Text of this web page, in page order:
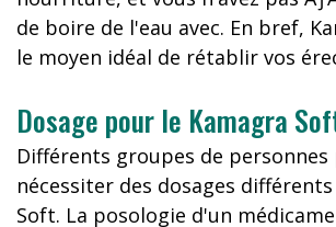
de boire de l'eau avec. En bref,
le moyen idéal de rétablir vos
Dosage pour le Kamagra
Différents groupes de personnes
nécessiter des dosages
Soft. La posologie d'un